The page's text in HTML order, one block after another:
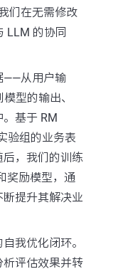
们在无需修改
LLM 的协同
——从用户输
型的输出、
基于 RM
验组的业务表
，我们的训练
奖励模型，通
提升其解决业
我优化闭环。
评估效果并转